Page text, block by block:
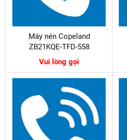
Máy nén Copeland
ZB21KQE-TFD-558
Vui lòng gọi